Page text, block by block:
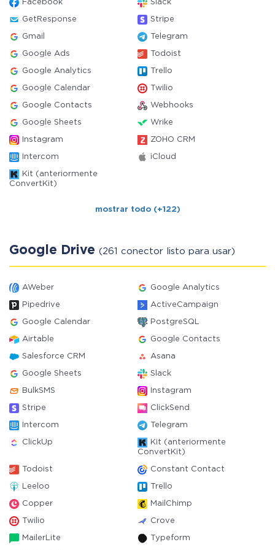
Facebook Slack
GetResponse Stripe
Gmail Telegram
Google Ads Todoist
Google Analytics Trello
Google Calendar Twilio
Google Contacts Webhooks
Google Sheets Wrike
Instagram ZOHO CRM
Intercom iCloud
Kit (anteriormente
ConvertKit)
mostrar todo (+122)
Google Drive (261 conector listo para usar)
AWeber Google Analytics
Pipedrive ActiveCampaign
Google Calendar PostgreSQL
Airtable Google Contacts
Salesforce CRM Asana
Google Sheets Slack
BulkSMS Instagram
Stripe ClickSend
Intercom Telegram
ClickUp
Kit (anteriormente
ConvertKit)
Todoist Constant Contact
Leeloo Trello
Copper MailChimp
Twilio Crove
MailerLite Typeform